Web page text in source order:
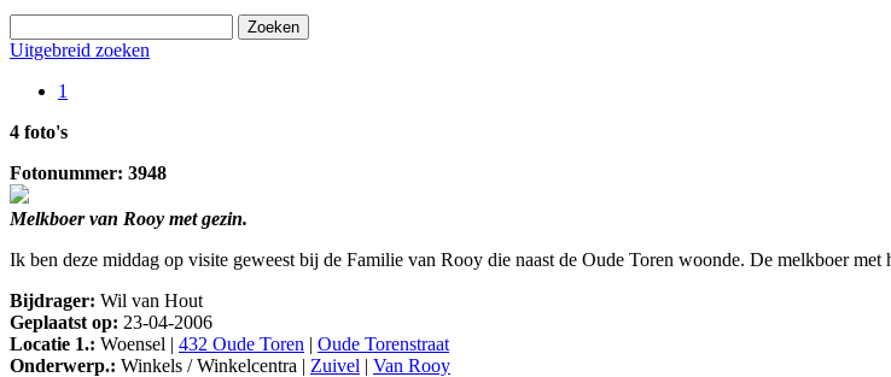
Uitgebreid zoeken
1
4 foto's
Fotonummer: 3948
Melkboer van Rooy met gezin.
Ik ben deze middag op visite geweest bij de Familie van Rooy die naast de Oude Toren woonde. De melkboer
Bijdrager: Wil van Hout
Geplaatst op: 23-04-2006
Locatie 1.: Woensel | 432 Oude Toren | Oude Torenstraat
Onderwerp.: Winkels / Winkelcentra | Zuivel | Van Rooy